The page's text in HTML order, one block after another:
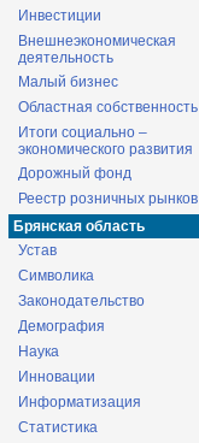
Инвестиции
Внешнеэкономическая
деятельность
Малый бизнес
Областная собственность
Итоги социально –
экономического развития
Дорожный фонд
Реестр розничных рынков
Брянская область
Устав
Символика
Законодательство
Демография
Наука
Инновации
Информатизация
Статистика